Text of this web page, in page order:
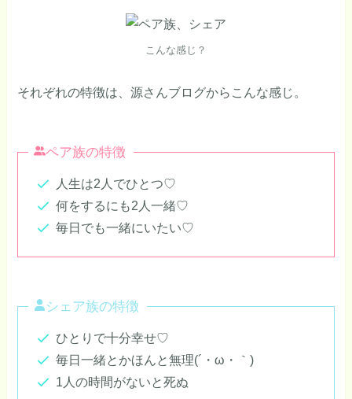
こんな感じ？
それぞれの特徴は、源さんブログからこんな感じ。
ペア族の特徴
人生は2人でひとつ♡
何をするにも2人一緒♡
毎日でも一緒にいたい♡
シェア族の特徴
ひとりで十分幸せ♡
毎日一緒とかほんと無理(´・ω・｀)
1人の時間がないと死ぬ